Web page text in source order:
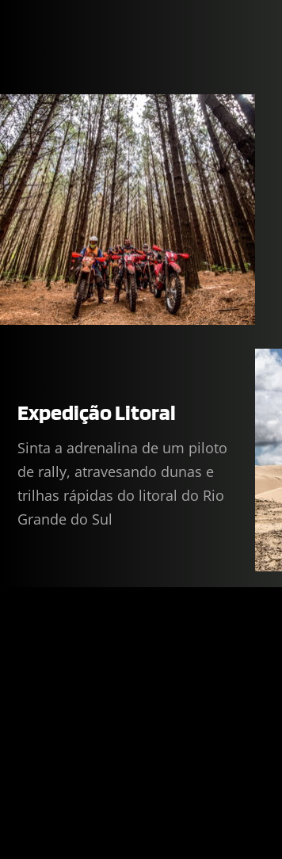
Expedição Litoral
Sinta a adrenalina de um piloto
de rally, atravesando dunas e
trilhas rápidas do litoral do Rio
Grande do Sul